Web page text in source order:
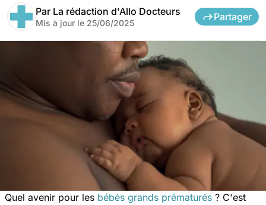
Par La rédaction d'Allo Docteurs
Mis à jour le 25/06/2025
Partager
Quel avenir pour les bébés grands prématurés ? C'est